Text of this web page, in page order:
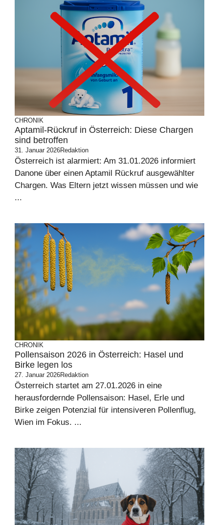
CHRONIK
Aptamil-Rückruf in Österreich: Diese Chargen
sind betroffen
31. Januar 2026Redaktion
Österreich ist alarmiert: Am 31.01.2026 informiert
Danone über einen Aptamil Rückruf ausgewählter
Chargen. Was Eltern jetzt wissen müssen und wie
...
CHRONIK
Pollensaison 2026 in Österreich: Hasel und
Birke legen los
27. Januar 2026Redaktion
Österreich startet am 27.01.2026 in eine
herausfordernde Pollensaison: Hasel, Erle und
Birke zeigen Potenzial für intensiveren Pollenflug,
Wien im Fokus. ...